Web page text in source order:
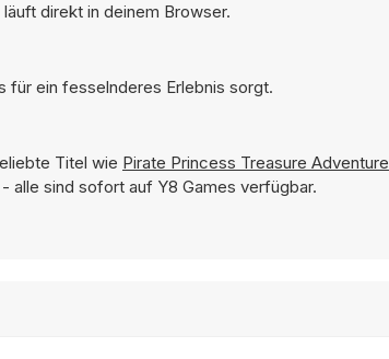
direkt in deinem Browser.
für ein fesselnderes Erlebnis sorgt.
Titel wie Pirate Princess Treasure Adventure
- alle sind sofort auf Y8 Games verfügbar.